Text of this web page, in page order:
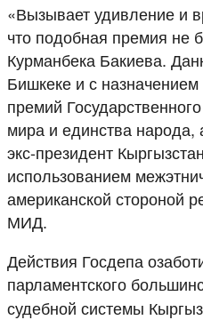
«Вызывает удивление и
что подобная премия не
Курманбека Бакиева.
Бишкеке и с
премий
мира и единства народа,
экс-президент
использованием
американской стороной
МИД.
Действия Госдепа
парламентского
судебной системы